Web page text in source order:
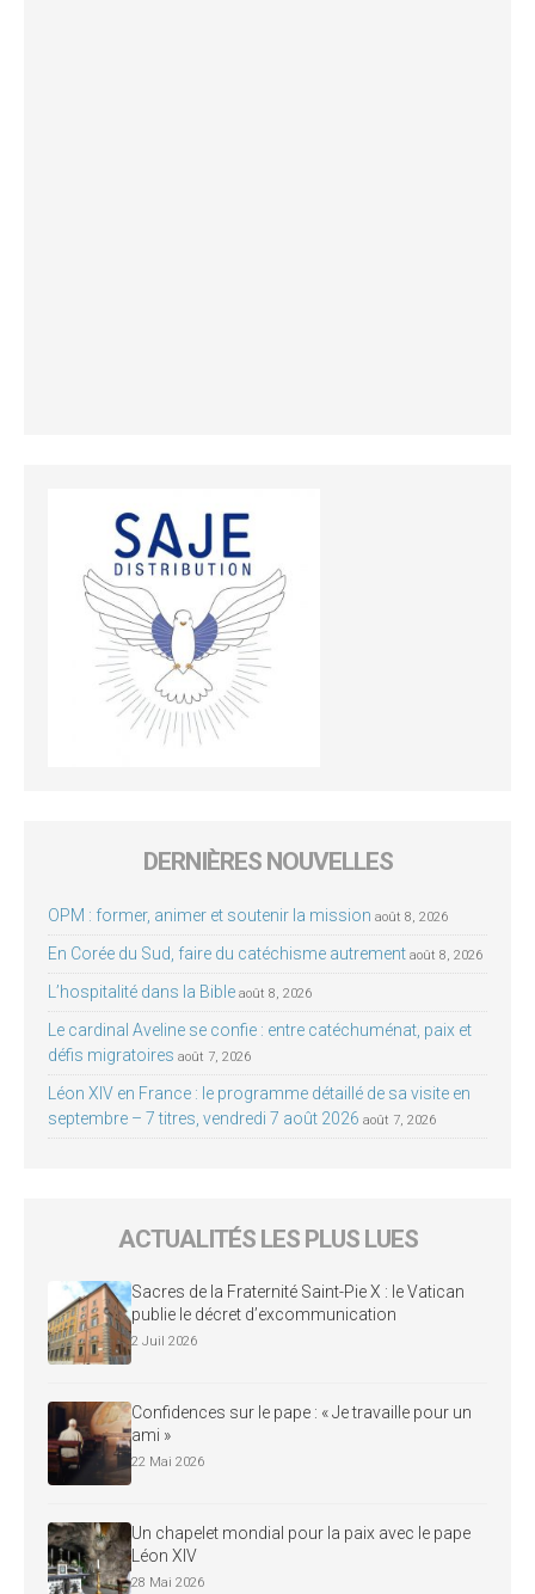
DERNIÈRES NOUVELLES
OPM : former, animer et soutenir la mission août 8, 2026
En Corée du Sud, faire du catéchisme autrement août 8, 2026
L’hospitalité dans la Bible août 8, 2026
Le cardinal Aveline se confie : entre catéchuménat, paix et
défis migratoires août 7, 2026
Léon XIV en France : le programme détaillé de sa visite en
septembre – 7 titres, vendredi 7 août 2026 août 7, 2026
ACTUALITÉS LES PLUS LUES
Sacres de la Fraternité Saint-Pie X : le Vatican
publie le décret d’excommunication
2 Juil 2026
Confidences sur le pape : « Je travaille pour un
ami »
22 Mai 2026
Un chapelet mondial pour la paix avec le pape
Léon XIV
28 Mai 2026